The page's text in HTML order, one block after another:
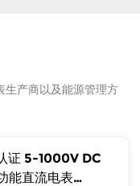
生产商以及能源管理方
证 5-1000V DC
能直流电表